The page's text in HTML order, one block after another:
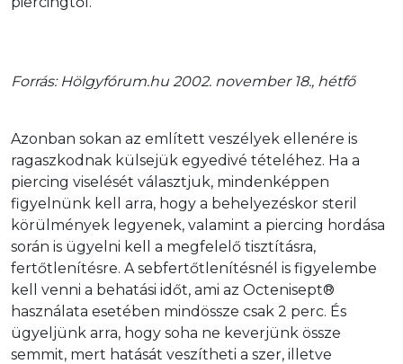
Forrás: Hölgyfórum.hu 2002. november 18., hétfő
Azonban sokan az említett veszélyek ellenére is
ragaszkodnak külsejük egyedivé tételéhez. Ha a
piercing viselését választjuk, mindenképpen
figyelnünk kell arra, hogy a behelyezéskor steril
körülmények legyenek, valamint a piercing hordása
során is ügyelni kell a megfelelő tisztításra,
fertőtlenítésre. A sebfertőtlenítésnél is figyelembe
kell venni a behatási időt, ami az Octenisept®
használata esetében mindössze csak 2 perc. És
ügyeljünk arra, hogy soha ne keverjünk össze
semmit, mert hatását veszítheti a szer, illetve